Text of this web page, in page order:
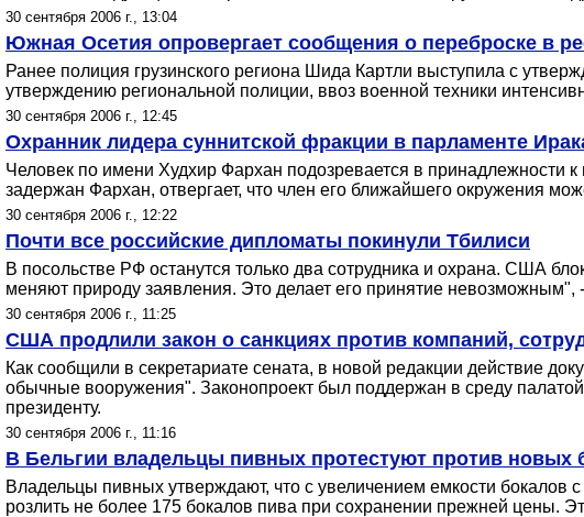
30 сентября 2006 г., 13:04
Южная Осетия опровергает сообщения о переброске в
Ранее полиция грузинского региона Шида Картли выступила с
утверждению региональной полиции, ввоз военной техники
30 сентября 2006 г., 12:45
Охранник лидера суннитской фракции в парламенте
Человек по имени Худхир Фархан подозревается в принадлежности
задержан Фархан, отвергает, что член его ближайшего окружения
30 сентября 2006 г., 12:22
Почти все российские дипломаты покинули Тбилиси
В посольстве РФ останутся только два сотрудника и охрана. США
меняют природу заявления. Это делает его принятие
30 сентября 2006 г., 11:25
США продлили закон о санкциях против компаний,
Как сообщили в секретариате сената, в новой редакции действие
обычные вооружения". Законопроект был поддержан в среду
президенту.
30 сентября 2006 г., 11:16
В Бельгии владельцы пивных протестуют против новых
Владельцы пивных утверждают, что с увеличением емкости бокалов
розлить не более 175 бокалов пива при сохранении прежней цены.